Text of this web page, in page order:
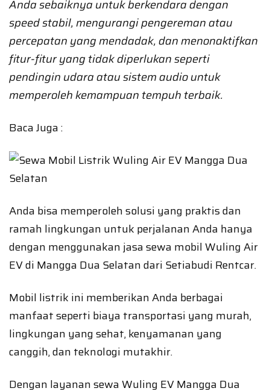
Anda sebaiknya untuk berkendara dengan
speed stabil, mengurangi pengereman atau
percepatan yang mendadak, dan menonaktifkan
fitur-fitur yang tidak diperlukan seperti
pendingin udara atau sistem audio untuk
memperoleh kemampuan tempuh terbaik.
Baca Juga :
Anda bisa memperoleh solusi yang praktis dan
ramah lingkungan untuk perjalanan Anda hanya
dengan menggunakan jasa sewa mobil Wuling Air
EV di Mangga Dua Selatan dari Setiabudi Rentcar.
Mobil listrik ini memberikan Anda berbagai
manfaat seperti biaya transportasi yang murah,
lingkungan yang sehat, kenyamanan yang
canggih, dan teknologi mutakhir.
Dengan layanan sewa Wuling EV Mangga Dua